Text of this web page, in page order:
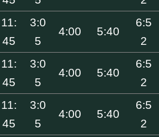
11:
45
3:0
5
4:00 5:40
6:5
2
11:
45
3:0
5
4:00 5:40
6:5
2
11:
45
3:0
5
4:00 5:40
6:5
2